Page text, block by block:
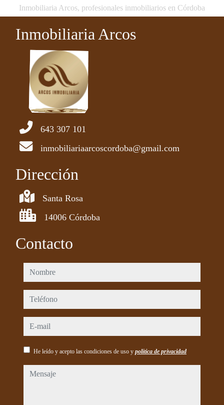
Inmobiliaria Arcos, profesionales inmobiliarios en Córdoba
Inmobiliaria Arcos
643 307 101
inmobiliariaarcoscordoba@gmail.com
Dirección
Santa Rosa
14006 Córdoba
Contacto
nombre
teléfono
e-mail
He leído y acepto las condiciones de uso y política de privacidad
mensaje